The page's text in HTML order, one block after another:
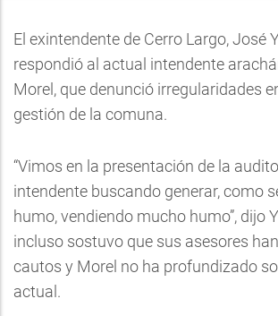
El exintendente de Cerro Largo, José
respondió al actual intendente
Morel, que denunció irregularidades
gestión de la comuna.
“Vimos en la presentación de la
intendente buscando generar, como
humo, vendiendo mucho humo”, dijo
incluso sostuvo que sus asesores
cautos y Morel no ha profundizado
actual.